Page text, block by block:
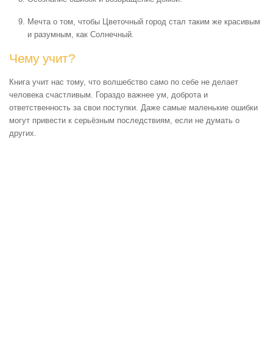
Мечта о том, чтобы Цветочный город стал таким же красивым
и разумным, как Солнечный.
Чему учит?
Книга учит нас тому, что волшебство само по себе не делает
человека счастливым. Гораздо важнее ум, доброта и
ответственность за свои поступки. Даже самые маленькие ошибки
могут привести к серьёзным последствиям, если не думать о
других.